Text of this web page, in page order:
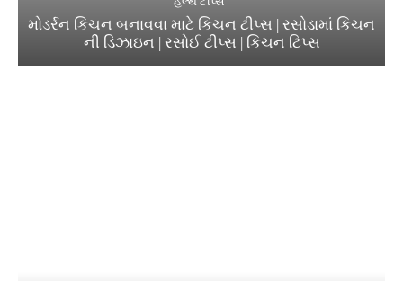
મોડર્રન કિચન બનાવવા માટે કિચન ટીપ્સ | રસોડામાં કિચન
ની ડિઝાઇન | રસોઈ ટીપ્સ | કિચન ટિપ્સ